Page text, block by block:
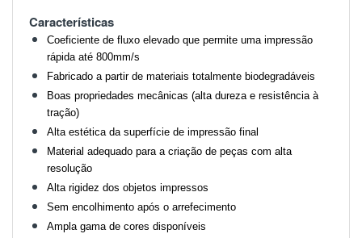
Características
Coeficiente de fluxo elevado que permite uma impressão
rápida até 800mm/s
Fabricado a partir de materiais totalmente biodegradáveis
Boas propriedades mecânicas (alta dureza e resistência à
tração)
Alta estética da superfície de impressão final
Material adequado para a criação de peças com alta
resolução
Alta rigidez dos objetos impressos
Sem encolhimento após o arrefecimento
Ampla gama de cores disponíveis